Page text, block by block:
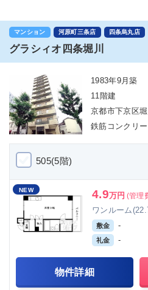
マンション 河原町三条店 四条烏丸店
グラシィオ四条堀川
1983年9月築
11階建
京都市下京区
鉄筋コンクリー
505(5階)
NEW 4.9万円 (管理
ワンルーム
敷金 -
礼金 -
物件詳細